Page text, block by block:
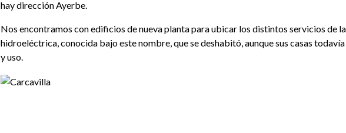
hay dirección Ayerbe.
Nos encontramos con edificios de nueva planta para ubicar los distintos servicios de
hidroeléctrica, conocida bajo este nombre, que se deshabitó, aunque sus casas
y uso.